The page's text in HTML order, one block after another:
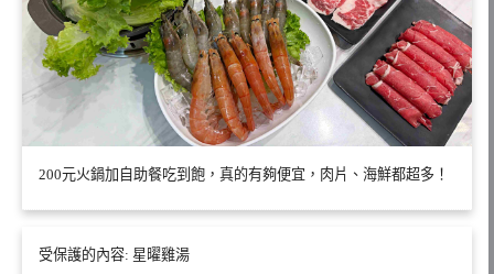
200元火鍋加自助餐吃到飽，真的有夠便宜，肉片、海鮮都超多！
受保護的內容: 星曜雞湯